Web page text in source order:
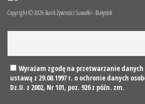
Copyright © 2026 Bank Żywności Suwałki - Białystok
Wyrażam zgodę na przetwarzanie danych
ustawą z 29.08.1997 r. o ochronie danych
Dz.U. z 2002, Nr 101, poz. 926 z późn. zm.